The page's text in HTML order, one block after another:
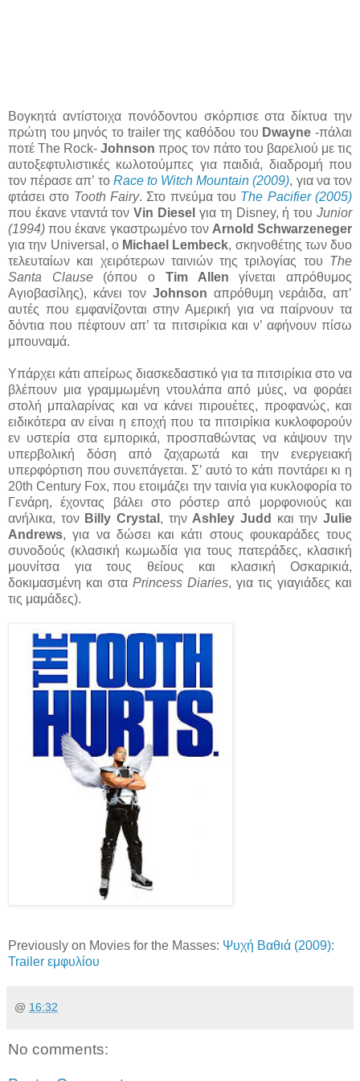
Βογκητά αντίστοιχα πονόδοντου σκόρπισε στα δίκτυα την
πρώτη του μηνός το trailer της καθόδου του Dwayne -πάλαι
ποτέ The Rock- Johnson προς τον πάτο του βαρελιού με τις
αυτοξεφτυλιστικές κωλοτούμπες για παιδιά, διαδρομή που
τον πέρασε απ’ το Race to Witch Mountain (2009), για να τον
φτάσει στο Tooth Fairy. Στο πνεύμα του The Pacifier (2005)
που έκανε νταντά τονVin Diesel για τη Disney, ή τουJunior
(1994) που έκανε γκαστρωμένο τον Arnold Schwarzeneger
για την Universal, ο Michael Lembeck, σκηνοθέτης των δυο
τελευταίων και χειρότερων ταινιών της τριλογίας του The
Santa Clause(όπου ο Tim Allen γίνεται απρόθυμος
Αγιοβασίλης), κάνει τον Johnson απρόθυμη νεράιδα, απ’
αυτές που εμφανίζονται στην Αμερική για να παίρνουν τα
δόντια που πέφτουν απ’ τα πιτσιρίκια και ν’ αφήνουν πίσω
μπουναμά.
Υπάρχει κάτι απείρως διασκεδαστικό για τα πιτσιρίκια στο να
βλέπουν μια γραμμωμένη ντουλάπα από μύες, να φοράει
στολή μπαλαρίνας και να κάνει πιρουέτες, προφανώς, και
ειδικότερα αν είναι η εποχή που τα πιτσιρίκια κυκλοφορoύν
εν υστερία στα εμπορικά, προσπαθώντας να κάψουν την
υπερβολική δόση από ζαχαρωτά και την ενεργειακή
υπερφόρτιση που συνεπάγεται. Σ’ αυτό το κάτι ποντάρει κι η
20th Century Fox, που ετοιμάζει την ταινία για κυκλοφορία το
Γενάρη, έχοντας βάλει στο ρόστερ από μορφονιούς και
ανήλικα, τον Billy Crystal , την Ashley Judd και τηνJulie
Andrews, για να δώσει και κάτι στους φουκαράδες τους
συνοδούς (κλασική κωμωδία για τους πατεράδες, κλασική
μουνίτσα για τους θείους και κλασική Οσκαρικιά,
δοκιμασμένη και στα Princess Diaries, για τις γιαγιάδες και
τις μαμάδες).
Previously on Movies for the Masses: Ψυχή Βαθιά (2009):
Trailer εμφυλίου
@ 16:32
No comments: